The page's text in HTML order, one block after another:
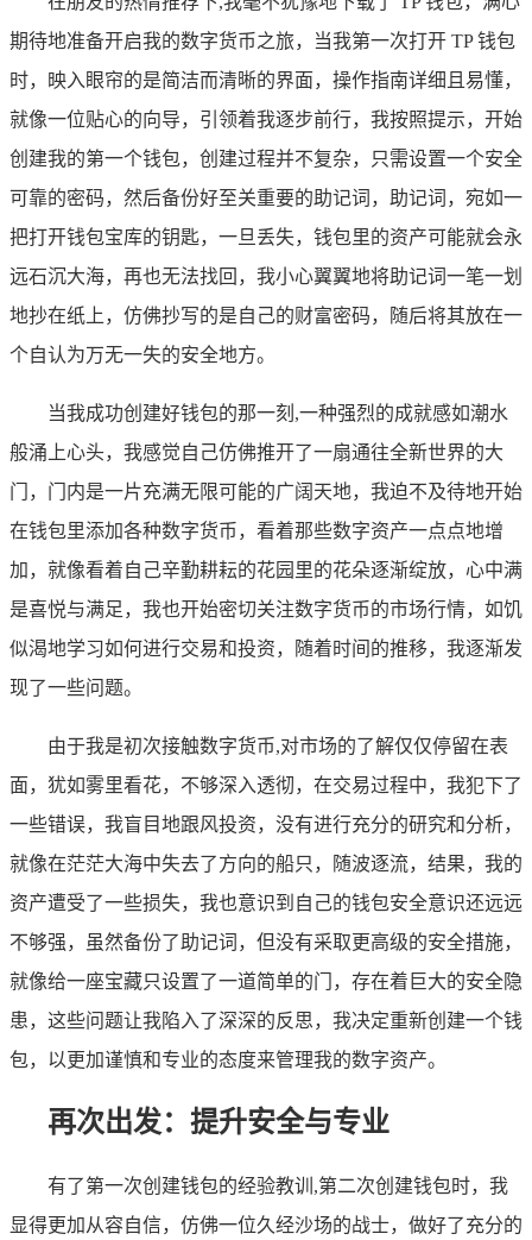
期待地准备开启我的数字货币之旅，当我第一次打开 TP 钱包
时，映入眼帘的是简洁而清晰的界面，操作指南详细且易懂，
就像一位贴心的向导，引领着我逐步前行，我按照提示，开始
创建我的第一个钱包，创建过程并不复杂，只需设置一个安全
可靠的密码，然后备份好至关重要的助记词，助记词，宛如一
把打开钱包宝库的钥匙，一旦丢失，钱包里的资产可能就会永
远石沉大海，再也无法找回，我小心翼翼地将助记词一笔一划
地抄在纸上，仿佛抄写的是自己的财富密码，随后将其放在一
个自认为万无一失的安全地方。
当我成功创建好钱包的那一刻,一种强烈的成就感如潮水
般涌上心头，我感觉自己仿佛推开了一扇通往全新世界的大
门，门内是一片充满无限可能的广阔天地，我迫不及待地开始
在钱包里添加各种数字货币，看着那些数字资产一点点地增
加，就像看着自己辛勤耕耘的花园里的花朵逐渐绽放，心中满
是喜悦与满足，我也开始密切关注数字货币的市场行情，如饥
似渴地学习如何进行交易和投资，随着时间的推移，我逐渐发
现了一些问题。
由于我是初次接触数字货币,对市场的了解仅仅停留在表
面，犹如雾里看花，不够深入透彻，在交易过程中，我犯下了
一些错误，我盲目地跟风投资，没有进行充分的研究和分析，
就像在茫茫大海中失去了方向的船只，随波逐流，结果，我的
资产遭受了一些损失，我也意识到自己的钱包安全意识还远远
不够强，虽然备份了助记词，但没有采取更高级的安全措施，
就像给一座宝藏只设置了一道简单的门，存在着巨大的安全隐
患，这些问题让我陷入了深深的反思，我决定重新创建一个钱
包，以更加谨慎和专业的态度来管理我的数字资产。
再次出发：提升安全与专业
有了第一次创建钱包的经验教训,第二次创建钱包时，我
显得更加从容自信，仿佛一位久经沙场的战士，做好了充分的